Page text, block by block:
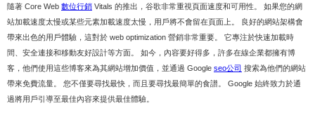
隨著 Core Web 數位行銷 Vitals 的推出，谷歌非常重視頁面速度和可用性。 如果您的網
站加載速度太慢或某些元素加載速度太慢，用戶將不會留在頁面上。 良好的網站架構會
帶來出色的用戶體驗，這對於 web optimization 營銷非常重要。 它專注於快速加載時
間、安全連接和移動友好設計等方面。 如今，內容要好得多，許多在線企業都擁有博
客，他們使用這些博客來為其網站增加價值，並通過 Google seo公司 搜索為他們的網站
帶來免費流量。 您不僅要尋找最快，而且要尋找最簡單的食譜。 Google 始終致力於通
過將用戶引導至最佳內容來提供最佳體驗。